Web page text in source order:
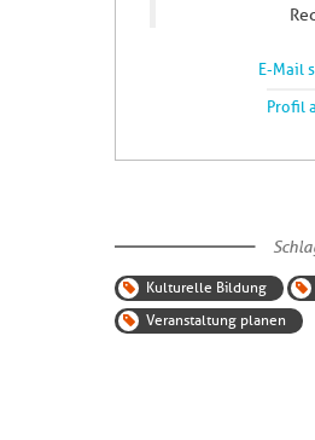
E-Mail
Profil
Kulturelle Bildung
Veranstaltung planen